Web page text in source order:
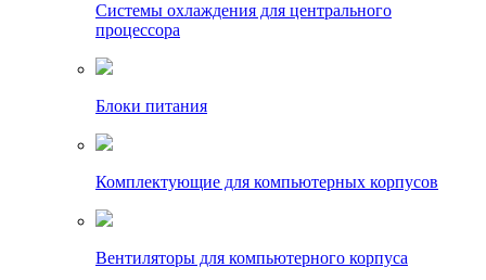
Системы охлаждения для центрального
процессора
Блоки питания
Комплектующие для компьютерных корпусов
Вентиляторы для компьютерного корпуса